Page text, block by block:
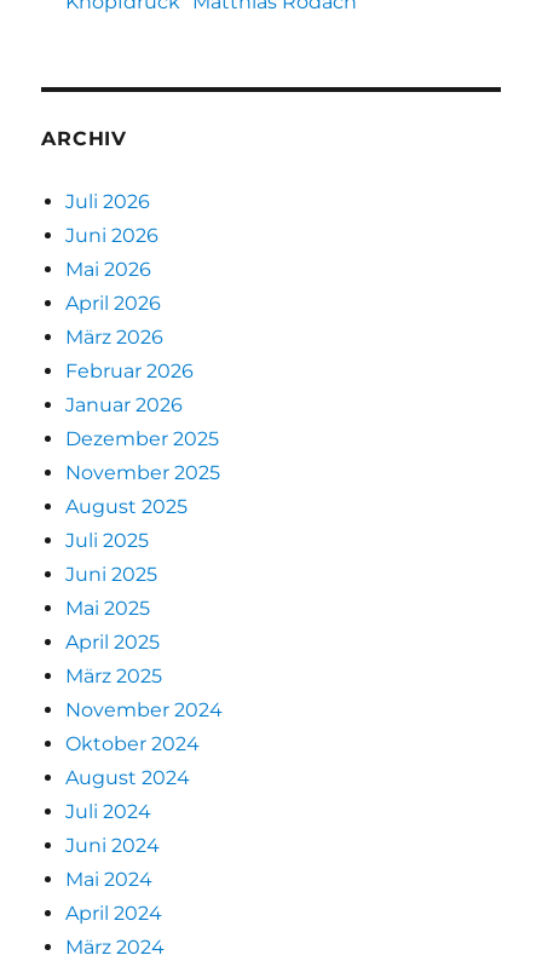
ARCHIV
Juli 2026
Juni 2026
Mai 2026
April 2026
März 2026
Februar 2026
Januar 2026
Dezember 2025
November 2025
August 2025
Juli 2025
Juni 2025
Mai 2025
April 2025
März 2025
November 2024
Oktober 2024
August 2024
Juli 2024
Juni 2024
Mai 2024
April 2024
März 2024